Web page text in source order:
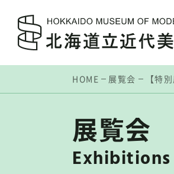
HOME 展覧会 【特
展覧会
Exhibitions